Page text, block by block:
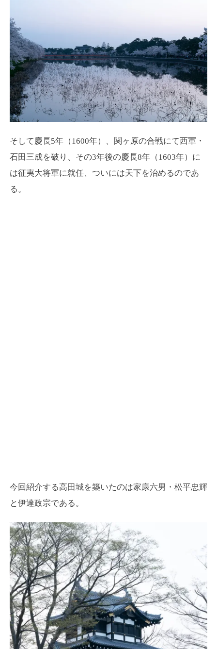
そして慶長5年（1600年）、関ヶ原の合戦にて西軍・
石田三成を破り、その3年後の慶長8年（1603年）に
は征夷大将軍に就任、ついには天下を治めるのであ
る。
今回紹介する高田城を築いたのは家康六男・松平忠輝
と伊達政宗である。